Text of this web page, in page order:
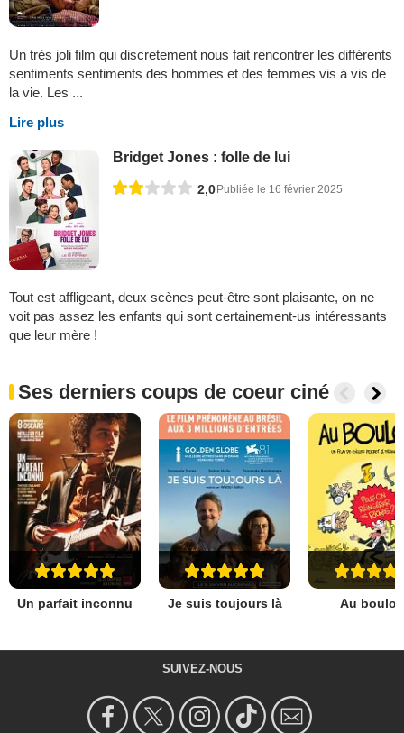
Un très joli film qui discretement nous fait rencontrer les différents
sentiments sentiments des hommes et des femmes vis à vis de
la vie. Les ...
Lire plus
Bridget Jones : folle de lui
2,0 Publiée le 16 février 2025
Tout est affligeant, deux scènes peut-être sont plaisante, on ne
voit pas assez les enfants qui sont certainement-us intéressants
que leur mère !
Ses derniers coups de coeur ciné
Un parfait inconnu Je suis toujours là Au boulot
SUIVEZ-NOUS